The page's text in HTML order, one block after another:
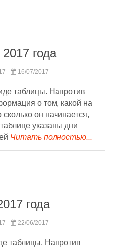
года
16/07/2017
таблицы. Напротив
о том, какой на
он начинается,
указаны дни
Читать полностью...
года
22/06/2017
таблицы. Напротив